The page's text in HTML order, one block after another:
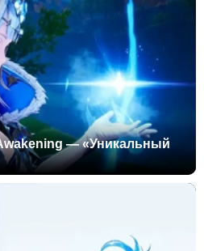
— «Уникальный